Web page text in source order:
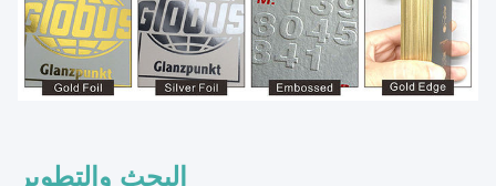
البحث والتطوير